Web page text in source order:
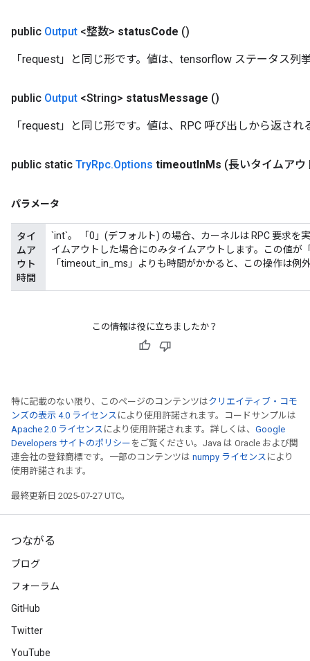
public Output <整数> statusCode ()
「request」と同じ形です。値は、tensorflow ステータス列
public Output <String> statusMessage ()
「request」と同じ形です。値は、RPC 呼び出しから返さ
public static TryRpc.Options timeoutInMs (長いタイムアウ
パラメータ
タイ
ムア
ウト
時間
`int`。 「0」(デフォルト) の場合、カーネルは RPC 要求を
イムアウトした場合にのみタイムアウトします。この値が
「timeout_in_ms」よりも時間がかかると、この操作は例
この情報は役に立ちましたか？
特に記載のない限り、このページのコンテンツはクリエイティブ・コモ
ンズの表示 4.0 ライセンス により使用許諾されます。コードサンプルは
Apache 2.0 ライセンス により使用許諾されます。詳しくは、 Google
Developers サイトのポリシー をご覧ください。Java は Oracle および関
連会社の登録商標です。一部のコンテンツは numpy ライセンス により
使用許諾されます。
最終更新日 2025-07-27 UTC。
つながる
ブログ
フォーラム
GitHub
Twitter
YouTube